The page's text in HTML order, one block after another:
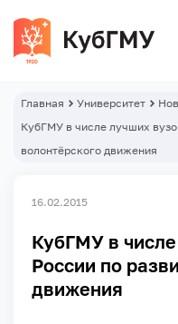
Главная Университет
КубГМУ в числе лучших
волонтёрского движения
16.02.2015
КубГМУ в
России по
движения